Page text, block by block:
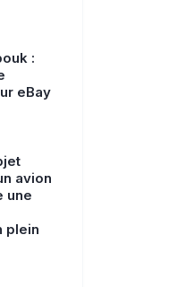
:
eBay
avion
une
plein